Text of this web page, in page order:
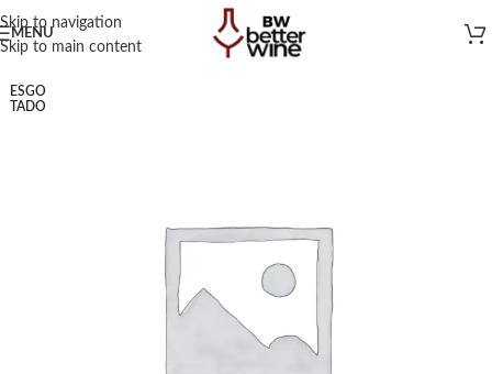
Skip to navigation
Skip to main content
MENU
ESGO
TADO